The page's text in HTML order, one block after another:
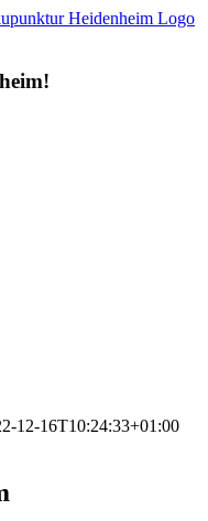
12-16T10:24:33+01:00